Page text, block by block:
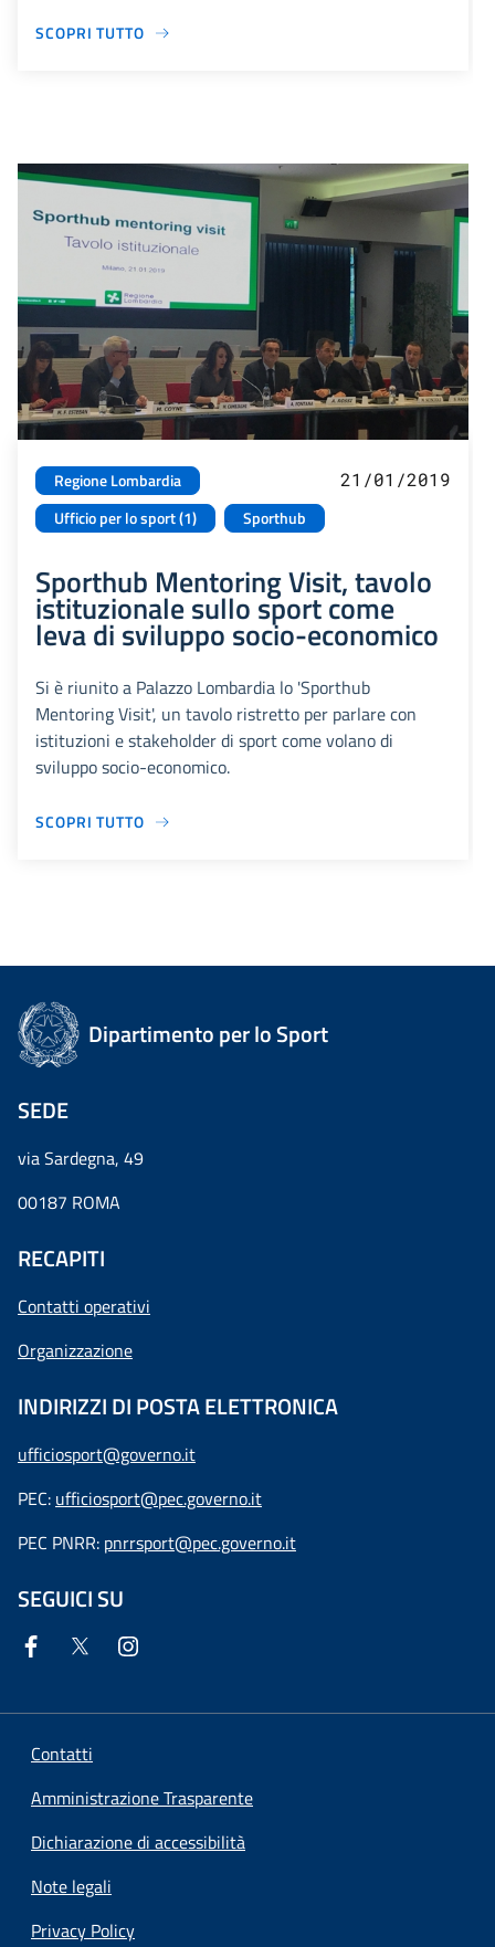
SCOPRI TUTTO
Regione Lombardia
Ufficio per lo sport (1)
Sporthub
21/01/2019
Sporthub Mentoring Visit, tavolo
istituzionale sullo sport come
leva di sviluppo socio-economico
Si è riunito a Palazzo Lombardia lo 'Sporthub
Mentoring Visit', un tavolo ristretto per parlare con
istituzioni e stakeholder di sport come volano di
sviluppo socio-economico.
SCOPRI TUTTO
Dipartimento per lo Sport
SEDE
via Sardegna, 49
00187 ROMA
RECAPITI
Contatti operativi
Organizzazione
INDIRIZZI DI POSTA ELETTRONICA
ufficiosport@governo.it
PEC: ufficiosport@pec.governo.it
PEC PNRR: pnrrsport@pec.governo.it
SEGUICI SU
Contatti
Amministrazione Trasparente
Dichiarazione di accessibilità
Note legali
Privacy Policy